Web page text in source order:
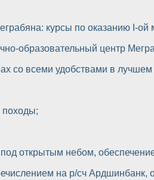
курсы по оказанию I-
образовательный центр
со всеми удобствами в
походы;
открытым небом,
на р/cч